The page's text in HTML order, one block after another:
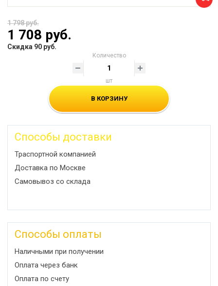
1 798 руб.
1 708 руб.
Скидка 90 руб.
Количество
шт
В КОРЗИНУ
Способы доставки
Траспортной компанией
Доставка по Москве
Самовывоз со склада
Способы оплаты
Наличными при получении
Оплата через банк
Оплата по счету